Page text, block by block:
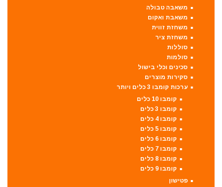
משאבה טבולה
משאבת ואקום
משחזת זווית
משחזת ציר
סוללות
סולמות
סכינים וכלי בישול
סקירות מוצרים
ערכות קומבו 3 כלים ויותר
קומבו 10 כלים
קומבו 3 כלים
קומבו 4 כלים
קומבו 5 כלים
קומבו 6 כלים
קומבו 7 כלים
קומבו 8 כלים
קומבו 9 כלים
פטישון